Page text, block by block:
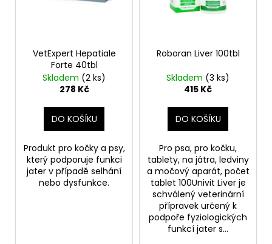
VetExpert Hepatiale
Forte 40tbl
Skladem (2 ks)
278 Kč
DO KOŠÍKU
Produkt pro kočky a psy,
který podporuje funkci
jater v případě selhání
nebo dysfunkce.
Roboran Liver 100tbl
Skladem (3 ks)
415 Kč
DO KOŠÍKU
Pro psa, pro kočku,
tablety, na játra, ledviny
a močový aparát, počet
tablet 100Univit Liver je
schválený veterinární
přípravek určený k
podpoře fyziologických
funkcí jater s...